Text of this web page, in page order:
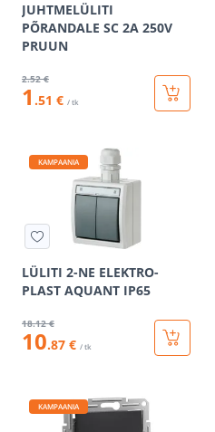
JUHTMELÜLITI
PÕRANDALE SC 2A 250V
PRUUN
2.52 €
1 .51 € / tk
KAMPAANIA
LÜLITI 2-NE ELEKTRO-
PLAST AQUANT IP65
18.12 €
10.87 € / tk
KAMPAANIA